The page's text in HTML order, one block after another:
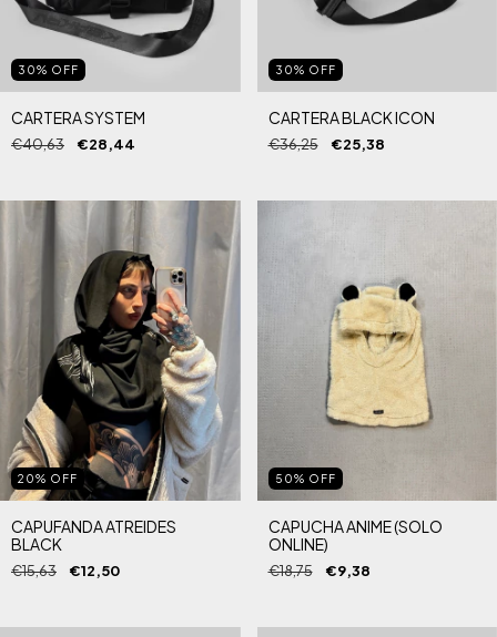
30% OFF
CARTERA SYSTEM
€40,63 €28,44
30% OFF
CARTERA BLACK ICON
€36,25 €25,38
20% OFF
CAPUFANDA ATREIDES
BLACK
€15,63 €12,50
50% OFF
CAPUCHA ANIME (SOLO
ONLINE)
€18,75 €9,38